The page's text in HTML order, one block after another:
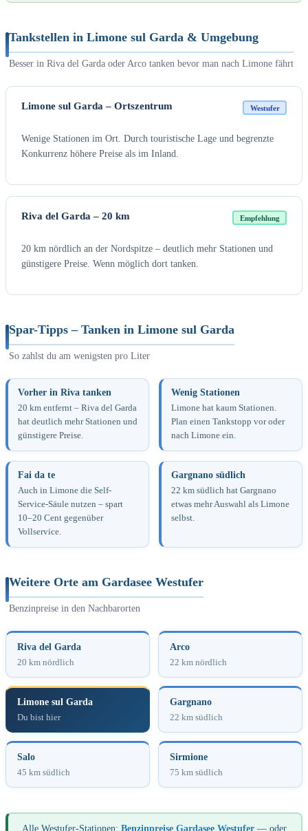
Tankstellen in Limone sul Garda & Umgebung
Besser in Riva del Garda oder Arco tanken bevor man nach Limone fährt
Limone sul Garda – Ortszentrum Westufer
Wenige Stationen im Ort. Durch touristische Lage und begrenzte
Konkurrenz höhere Preise als im Inland.
Riva del Garda – 20 km Empfehlung
20 km nördlich an der Nordspitze – deutlich mehr Stationen und
günstigere Preise. Wenn möglich dort tanken.
Spar-Tipps – Tanken in Limone sul Garda
So zahlst du am wenigsten pro Liter
Vorher in Riva tanken
20 km entfernt – Riva del Garda
hat deutlich mehr Stationen und
günstigere Preise.
Wenig Stationen
Limone hat kaum Stationen.
Plan einen Tankstopp vor oder
nach Limone ein.
Fai da te
Auch in Limone die Self-
Service-Säule nutzen – spart
10–20 Cent gegenüber
Vollservice.
Gargnano südlich
22 km südlich hat Gargnano
etwas mehr Auswahl als Limone
selbst.
Weitere Orte am Gardasee Westufer
Benzinpreise in den Nachbarorten
Riva del Garda
20 km nördlich
Arco
22 km nördlich
Limone sul Garda
Du bist hier
Gargnano
22 km südlich
Salo
45 km südlich
Sirmione
75 km südlich
Alle Westufer-Stationen: Benzinpreise Gardasee Westufer — oder